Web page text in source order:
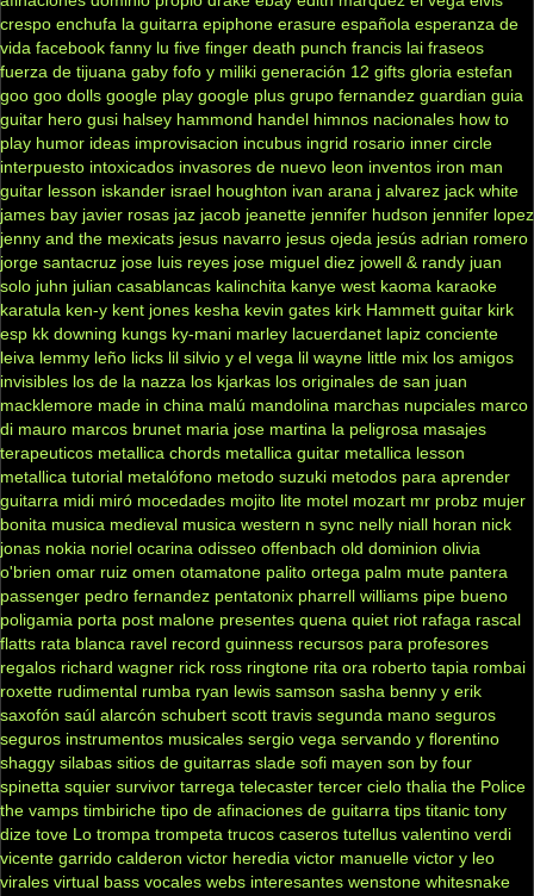
crespo enchufa la guitarra epiphone erasure española esperanza de
vida facebook fanny lu five finger death punch francis lai fraseos
fuerza de tijuana gaby fofo y miliki generación 12 gifts gloria estefan
goo goo dolls google play google plus grupo fernandez guardian guia
guitar hero gusi halsey hammond handel himnos nacionales how to
play humor ideas improvisacion incubus ingrid rosario inner circle
interpuesto intoxicados invasores de nuevo leon inventos iron man
guitar lesson iskander israel houghton ivan arana j alvarez jack white
james bay javier rosas jaz jacob jeanette jennifer hudson jennifer lopez
jenny and the mexicats jesus navarro jesus ojeda jesús adrian romero
jorge santacruz jose luis reyes jose miguel diez jowell & randy juan
solo juhn julian casablancas kalinchita kanye west kaoma karaoke
karatula ken-y kent jones kesha kevin gates kirk Hammett guitar kirk
esp kk downing kungs ky-mani marley lacuerdanet lapiz conciente
leiva lemmy leño licks lil silvio y el vega lil wayne little mix los amigos
invisibles los de la nazza los kjarkas los originales de san juan
macklemore made in china malú mandolina marchas nupciales marco
di mauro marcos brunet maria jose martina la peligrosa masajes
terapeuticos metallica chords metallica guitar metallica lesson
metallica tutorial metalófono metodo suzuki metodos para aprender
guitarra midi miró mocedades mojito lite motel mozart mr probz mujer
bonita musica medieval musica western n sync nelly niall horan nick
jonas nokia noriel ocarina odisseo offenbach old dominion olivia
o'brien omar ruiz omen otamatone palito ortega palm mute pantera
passenger pedro fernandez pentatonix pharrell williams pipe bueno
poligamia porta post malone presentes quena quiet riot rafaga rascal
flatts rata blanca ravel record guinness recursos para profesores
regalos richard wagner rick ross ringtone rita ora roberto tapia rombai
roxette rudimental rumba ryan lewis samson sasha benny y erik
saxofón saúl alarcón schubert scott travis segunda mano seguros
seguros instrumentos musicales sergio vega servando y florentino
shaggy silabas sitios de guitarras slade sofi mayen son by four
spinetta squier survivor tarrega telecaster tercer cielo thalia the Police
the vamps timbiriche tipo de afinaciones de guitarra tips titanic tony
dize tove Lo trompa trompeta trucos caseros tutellus valentino verdi
vicente garrido calderon victor heredia victor manuelle victor y leo
virales virtual bass vocales webs interesantes wenstone whitesnake